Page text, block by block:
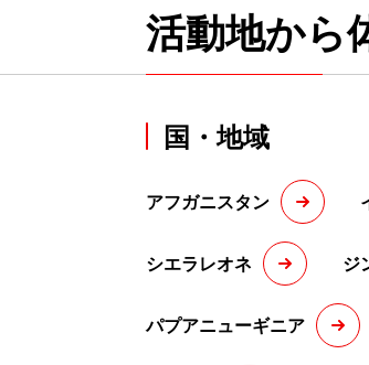
活動地から
国・地域
アフガニスタン
シエラレオネ ジ
パプアニューギニア